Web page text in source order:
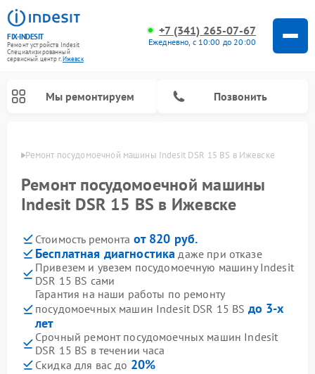
FIX-INDESIT
Ремонт устройств Indesit
Специализированный
cервисный центр г.Ижевск
+7 (341) 265-07-67
Ежедневно, с 10:00 до 20:00
Мы ремонтируем Позвонить
Ремонт посудомоечной машины Indesit DSR 15 BS в Ижевске
Ремонт посудомоечной машины
Indesit DSR 15 BS в Ижевске
Стоимость ремонта от 820 руб.
Бесплатная диагностика даже при отказе
Привезем и увезем посудомоечную машину Indesit
DSR 15 BS сами
Гарантия на наши работы по ремонту
посудомоечных машин Indesit DSR 15 BS до 3-х
лет
Срочный ремонт посудомоечных машин Indesit
DSR 15 BS в течении часа
Скидка для вас до 20%